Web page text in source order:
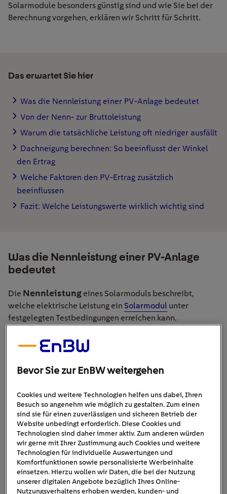
Solarmodule besonders günstig sind und wie Sie bei der
Berechnung vorgehen, erklären wir Schritt für Schritt.
Das erwartet Sie hier
Was die Nennleistung einer PV-Anlage bedeutet
Von der Nenn- zur Bruttoleistung
Warum die tatsächliche Leistung oft niedriger ausfällt
Dachneigung berechnen: So beeinflusst der Winkel
den Ertrag
Welche Faktoren den PV-Ertrag zusätzlich
beeinflussen
Fazit: Welche Leistungswerte wirklich wichtig sind
Was die Nennleistung einer PV-Anlage
bedeutet
Die Nennleistung eines Solarmoduls beschreibt,
welche elektrische Leistung ein Solarmodul unter
festgelegten Testbedingungen erreichen kann.
= Spitze). Bei größeren Anlagen ist
455 Wp, kann es unter genormten Bedingungen 455 Watt
elektrische Leistung erzeugen. Diese Bedingungen heißen
Standard Test Conditions, kurz STC. Dabei gelten
drei feste Werte:1.000 Watt Sonneneinstrahlung
pro Quadratmeter, 25 °C Zelltemperaturund ein
definiertes Sonnenlichtspektrum. So lassen sich
verschiedene Solarmodule miteinander vergleichen.
Bevor Sie zur EnBW weitergehen
Cookies und weitere Technologien helfen uns dabei, Ihren
Besuch so angenehm wie möglich zu gestalten. Zum einen
sind sie für einen zuverlässigen und sicheren Betrieb der
Website unbedingt erforderlich. Diese Cookies und
Technologien sind daher immer aktiv. Zum anderen würden
wir gerne mit Ihrer Zustimmung auch Cookies und weitere
Technologien für individuelle Auswertungen und
Komfortfunktionen sowie personalisierte Werbeinhalte
einsetzen. Hierzu wollen wir Daten, die bei der Nutzung
unserer digitalen Angebote bezüglich Ihres Online-
Nutzungsverhaltens erhoben werden, kunden- und